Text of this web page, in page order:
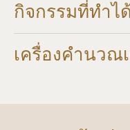
กิจกรรมที่ทำได้
เครื่องคำนวณ